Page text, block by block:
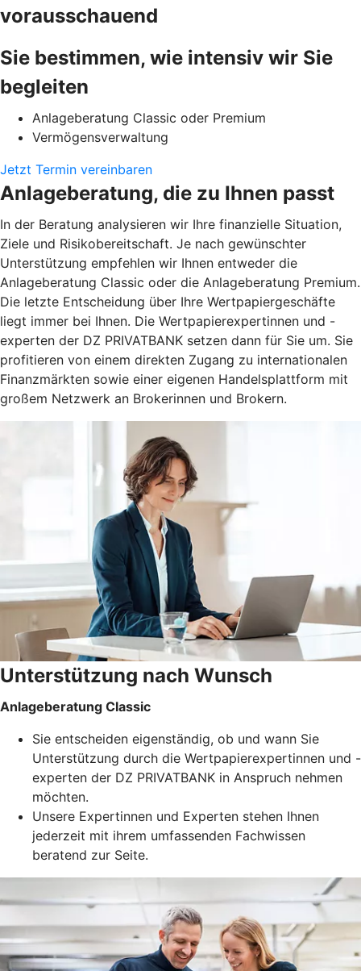
vorausschauend
Sie bestimmen, wie intensiv wir Sie
begleiten
Anlageberatung Classic oder Premium
Vermögensverwaltung
Jetzt Termin vereinbaren
Anlageberatung, die zu Ihnen passt
In der Beratung analysieren wir Ihre finanzielle Situation,
Ziele und Risikobereitschaft. Je nach gewünschter
Unterstützung empfehlen wir Ihnen entweder die
Anlageberatung Classic oder die Anlageberatung Premium.
Die letzte Entscheidung über Ihre Wertpapiergeschäfte
liegt immer bei Ihnen. Die Wertpapierexpertinnen und -
experten der DZ PRIVATBANK setzen dann für Sie um. Sie
profitieren von einem direkten Zugang zu internationalen
Finanzmärkten sowie einer eigenen Handelsplattform mit
großem Netzwerk an Brokerinnen und Brokern.
Unterstützung nach Wunsch
Anlageberatung Classic
Sie entscheiden eigenständig, ob und wann Sie
Unterstützung durch die Wertpapierexpertinnen und -
experten der DZ PRIVATBANK in Anspruch nehmen
möchten.
Unsere Expertinnen und Experten stehen Ihnen
jederzeit mit ihrem umfassenden Fachwissen
beratend zur Seite.